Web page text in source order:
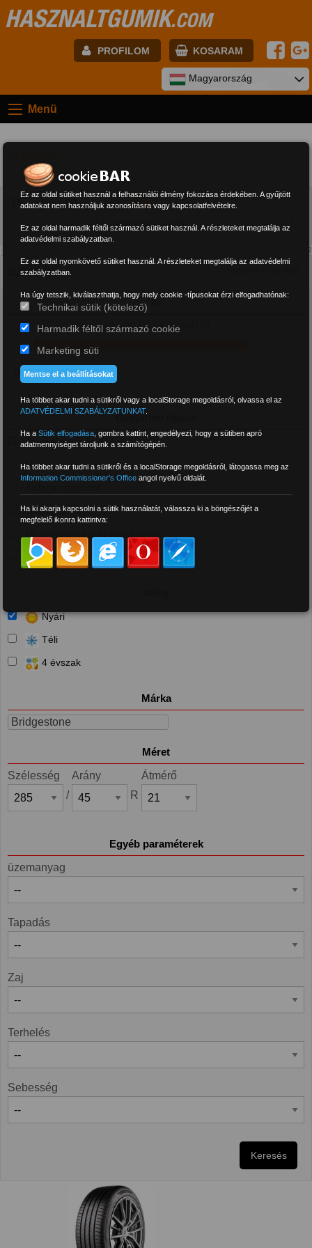
HASZNALTGUMIK.COM
PROFILOM KOSARAM
Jelszó:
Regisztráció
Magyarország
Menü
15 30
60
Találat: 2
SZŰRŐK
Ár
39 990 Ft - 175 990 Ft
Gépjármű típusa
Személyautó és 4x4
Motor
Tehergépkocsi
Targonca
Nyári
Téli
4 évszak
Márka
Bridgestone
Méret
Szélesség
/
Arány
R
Átmérő
Egyéb paraméterek
üzemanyag
Tapadás
Zaj
Terhelés
Sebesség
Keresés
Ez az oldal sütiket használ a felhasználói élmény fokozása érdekében. A gyűjtött
adatokat nem használjuk azonosításra vagy kapcsolatfelvételre.
Ez az oldal harmadik féltől származó sütiket használ. A részleteket megtalálja az
adatvédelmi szabályzatban.
Ez az oldal nyomkövető sütiket használ. A részleteket megtalálja az adatvédelmi
szabályzatban.
Ha úgy tetszik, kiválaszthatja, hogy mely cookie -típusokat érzi elfogadhatónak:
Technikai sütik (kötelező)
Harmadik féltől származó cookie
Marketing süti
Mentse el a beállításokat
Ha többet akar tudni a sütikről vagy a localStorage megoldásról, olvassa el az
ADATVÉDELMI SZABÁLYZATUNKAT.
Ha aSütik elfogadása ,gombra kattint, engedélyezi, hogy a sütiben apró
adatmennyiséget tároljunk a számítógépén.
Ha többet akar tudni a sütikről és a localStorage megoldásról, látogassa meg az
Information Commissioner's Office angol nyelvű oldalát.
Ha ki akarja kapcsolni a sütik használatát, válassza ki a böngészőjét a
megfelelő ikonra kattintva: